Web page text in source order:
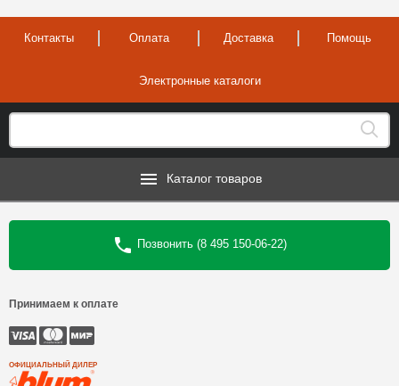
Контакты Оплата Доставка Помощь
Электронные каталоги
Каталог товаров
Позвонить (8 495 150-06-22)
Принимаем к оплате
ОФИЦИАЛЬНЫЙ ДИЛЕР